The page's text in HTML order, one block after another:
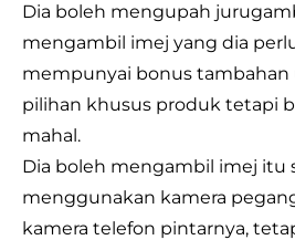
Dia boleh mengupah
mengambil imej yang dia
mempunyai bonus
pilihan khusus produk tetapi
mahal.
Dia boleh mengambil imej itu
menggunakan kamera
kamera telefon pintarnya,